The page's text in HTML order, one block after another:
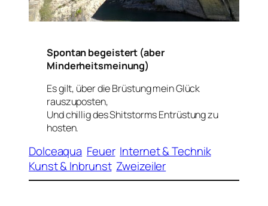
Spontan begeistert (aber
Minderheitsmeinung)
Es gilt, über die Brüstung mein Glück
rauszuposten,
Und chillig des Shitstorms Entrüstung zu
hosten.
Dolceaqua Feuer Internet & Technik
Kunst & Inbrunst Zweizeiler